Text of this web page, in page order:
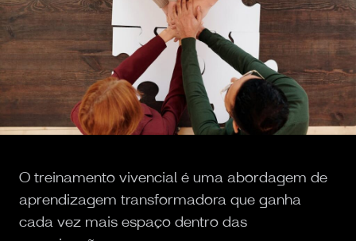
O treinamento vivencial é uma abordagem de
aprendizagem transformadora que ganha
cada vez mais espaço dentro das